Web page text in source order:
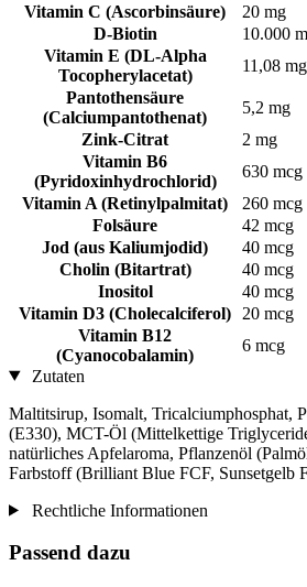
Vitamin C (Ascorbinsäure)
20 mg
D-Biotin
10.000
Vitamin E (DL-Alpha
Tocopherylacetat)
11,08 mg
Pantothensäure
(Calciumpantothenat)
5,2 mg
Zink-Citrat
2 mg
Vitamin B6
(Pyridoxinhydrochlorid)
630 mcg
Vitamin A (Retinylpalmitat)
260 mcg
Folsäure
42 mcg
Jod (aus Kaliumjodid)
40 mcg
Cholin (Bitartrat)
40 mcg
Inositol
40 mcg
Vitamin D3 (Cholecalciferol)
20 mcg
Vitamin B12
(Cyanocobalamin)
6 mcg
Zutaten
Maltitsirup, Isomalt, Tricalciumphosphat,
(E330), MCT-Öl (Mittelkettige
natürliches Apfelaroma, Pflanzenöl
Farbstoff (Brilliant Blue FCF, Sunsetgelb
Rechtliche Informationen
Passend dazu